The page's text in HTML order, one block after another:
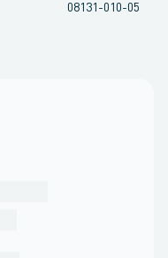
08131-010-05